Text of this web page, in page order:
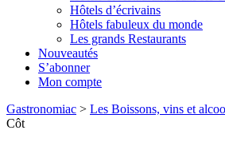
Hôtels d’écrivains
Hôtels fabuleux du monde
Les grands Restaurants
Nouveautés
S’abonner
Mon compte
Gastronomiac > Les Boissons, vins et
Côt